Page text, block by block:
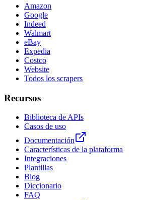
Amazon
Google
Indeed
Walmart
eBay
Expedia
Costco
Website
Todos los scrapers
Recursos
Biblioteca de APIs
Casos de uso
Documentación
Características de la plataforma
Integraciones
Plantillas
Blog
Diccionario
FAQ